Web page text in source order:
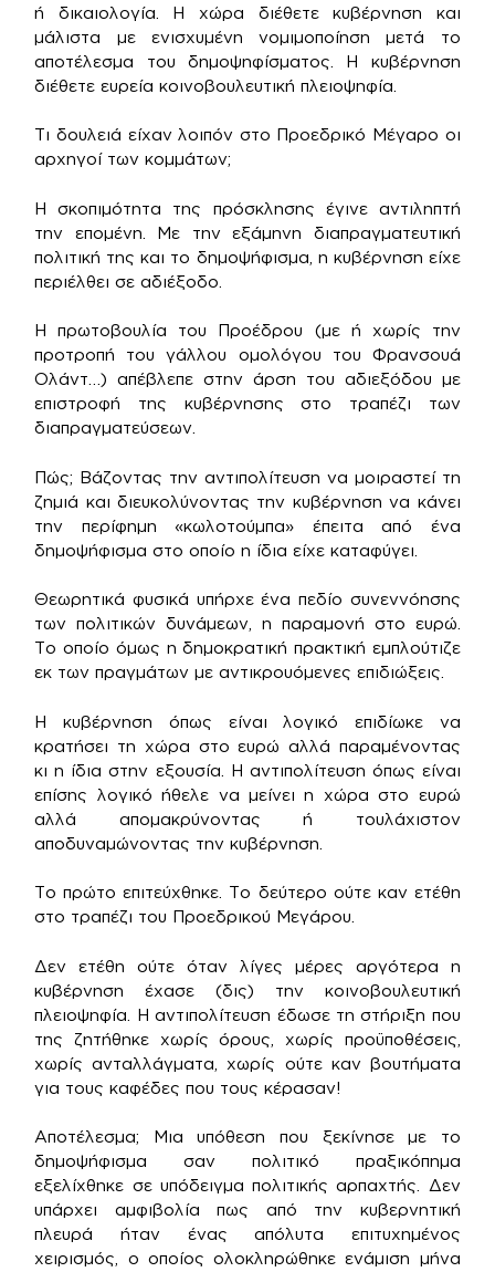
ή δικαιολογία. Η χώρα διέθετε κυβέρνηση και
μάλιστα με ενισχυμένη νομιμοποίηση μετά το
αποτέλεσμα του δημοψηφίσματος. Η κυβέρνηση
διέθετε ευρεία κοινοβουλευτική πλειοψηφία.
Τι δουλειά είχαν λοιπόν στο Προεδρικό Μέγαρο οι
αρχηγοί των κομμάτων;
Η σκοπιμότητα της πρόσκλησης έγινε αντιληπτή
την επομένη. Με την εξάμηνη διαπραγματευτική
πολιτική της και το δημοψήφισμα, η κυβέρνηση είχε
περιέλθει σε αδιέξοδο.
Η πρωτοβουλία του Προέδρου (με ή χωρίς την
προτροπή του γάλλου ομολόγου του Φρανσουά
Ολάντ…) απέβλεπε στην άρση του αδιεξόδου με
επιστροφή της κυβέρνησης στο τραπέζι των
διαπραγματεύσεων.
Πώς; Βάζοντας την αντιπολίτευση να μοιραστεί τη
ζημιά και διευκολύνοντας την κυβέρνηση να κάνει
την περίφημη «κωλοτούμπα» έπειτα από ένα
δημοψήφισμα στο οποίο η ίδια είχε καταφύγει.
Θεωρητικά φυσικά υπήρχε ένα πεδίο συνεννόησης
των πολιτικών δυνάμεων, η παραμονή στο ευρώ.
Το οποίο όμως η δημοκρατική πρακτική εμπλούτιζε
εκ των πραγμάτων με αντικρουόμενες επιδιώξεις.
Η κυβέρνηση όπως είναι λογικό επιδίωκε να
κρατήσει τη χώρα στο ευρώ αλλά παραμένοντας
κι η ίδια στην εξουσία. Η αντιπολίτευση όπως είναι
επίσης λογικό ήθελε να μείνει η χώρα στο ευρώ
αλλά απομακρύνοντας ή τουλάχιστον
αποδυναμώνοντας την κυβέρνηση.
Το πρώτο επιτεύχθηκε. Το δεύτερο ούτε καν ετέθη
στο τραπέζι του Προεδρικού Μεγάρου.
Δεν ετέθη ούτε όταν λίγες μέρες αργότερα η
κυβέρνηση έχασε (δις) την κοινοβουλευτική
πλειοψηφία. Η αντιπολίτευση έδωσε τη στήριξη που
της ζητήθηκε χωρίς όρους, χωρίς προϋποθέσεις,
χωρίς ανταλλάγματα, χωρίς ούτε καν βουτήματα
για τους καφέδες που τους κέρασαν!
Αποτέλεσμα; Μια υπόθεση που ξεκίνησε με το
δημοψήφισμα σαν πολιτικό πραξικόπημα
εξελίχθηκε σε υπόδειγμα πολιτικής αρπαχτής. Δεν
υπάρχει αμφιβολία πως από την κυβερνητική
πλευρά ήταν ένας απόλυτα επιτυχημένος
χειρισμός, ο οποίος ολοκληρώθηκε ενάμιση μήνα